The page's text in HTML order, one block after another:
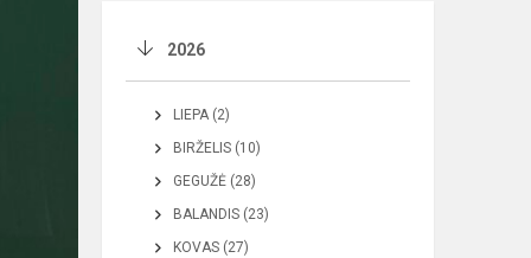
2026
LIEPA (2)
BIRŽELIS (10)
GEGUŽĖ (28)
BALANDIS (23)
KOVAS (27)